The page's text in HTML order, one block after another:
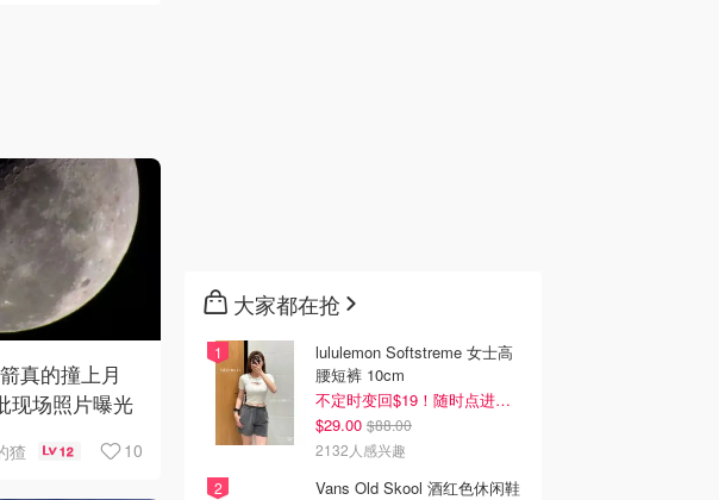
真的撞上月
现场照片曝光
猹 12 10
大家都在抢
lululemon Softstreme 女士高
腰短裤 10cm
不定时变回$19！随时点进来看
$29.00 $88.00
2132人感兴趣
Vans Old Skool 酒红色休闲鞋